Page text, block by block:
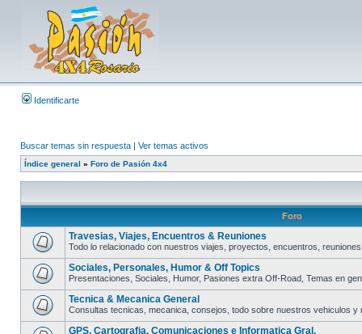
Identificarte
Buscar temas sin respuesta | Ver temas activos
Índice general » Foro de Pasión 4x4
Foro
Travesias, Viajes, Encuentros & Reuniones
Todo lo relacionado con nuestros viajes, proyectos, encuentros,
Sociales, Personales, Humor & Off Topics
Presentaciones, Sociales, Humor, Pasiones extra Off-Road, Temas en
Tecnica & Mecanica General
Consultas tecnicas, mecanica, consejos, todo sobre nuestros vehiculos y
GPS, Cartografia, Comunicaciones e Informatica Gral.